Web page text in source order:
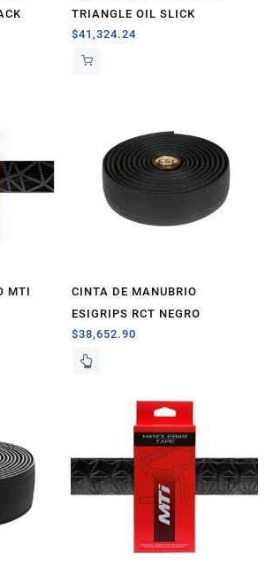
TRIANGLE OIL SLICK
$41,324.24
MTI
CINTA DE MANUBRIO
ESIGRIPS RCT NEGRO
$38,652.90